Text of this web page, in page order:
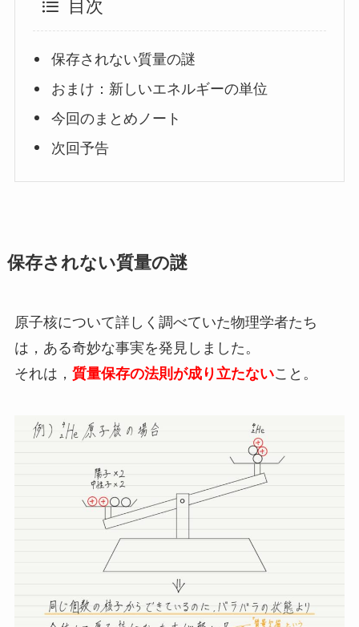
目次
保存されない質量の謎
おまけ：新しいエネルギーの単位
今回のまとめノート
次回予告
保存されない質量の謎
原子核について詳しく調べていた物理学者たち
は，ある奇妙な事実を発見しました。
それは， 質量保存の法則が成り立たないこと。